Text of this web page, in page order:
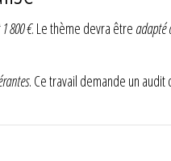
800 €. Le thème devra être adapté
. Ce travail demande un